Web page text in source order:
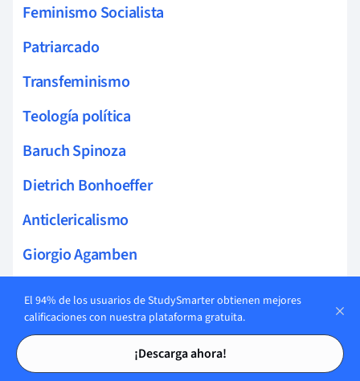
Tarjetas de estudio
Tarjetas de estudio
Feminismo Socialista
Patriarcado
Transfeminismo
Teología política
Baruch Spinoza
Dietrich Bonhoeffer
Anticlericalismo
Giorgio Agamben
Ecologismo
El 94% de los usuarios de StudySmarter obtienen mejores
calificaciones con nuestra plataforma gratuita.
¡Descarga ahora!